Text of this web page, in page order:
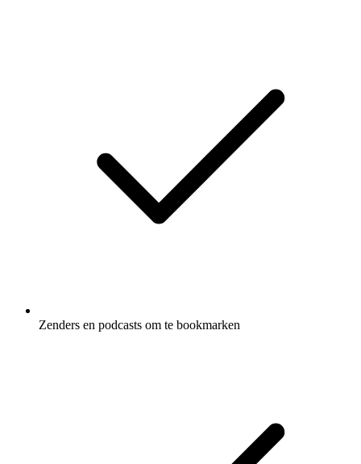
Zenders en podcasts om te bookmarken